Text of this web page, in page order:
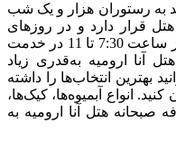
به رستوران هزار و یک شب
قرار دارد و در روزهای
هفته از ساعت 7:30 تا 10:30 و جمعه از ساعت 7:30 تا 11 در خدمت
آنا ارومیه به‌قدری زیاد
بهترین انتخاب‌ها را داشته
انواع آبمیوه‌ها، کیک‌ها،
صبحانه هتل آنا ارومیه به